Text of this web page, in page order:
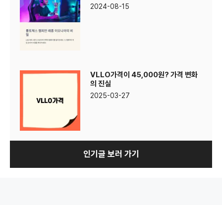
2024-08-15
VLLO가격이 45,000원? 가격 변화
의 진실
2025-03-27
인기글 보러 가기